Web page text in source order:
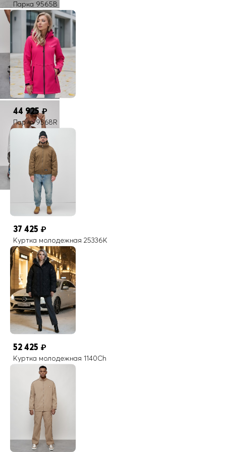
Парка 9565B
44 925₽
Парка 9568R
37 425 ₽
Куртка молодежная 25336K
52 425 ₽
Куртка молодежная 1140Ch